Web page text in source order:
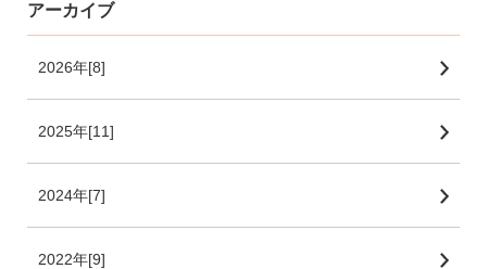
アーカイブ
2026年[8]
2025年[11]
2024年[7]
2022年[9]